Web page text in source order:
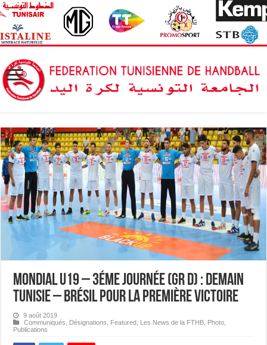
Mondial U19 – 3éme journée (Gr D) : Demain
Tunisie – Brésil pour la première victoire
9 août 2019
Communiqués
Désignations Featured Les News de la FTHB Photo
Publications